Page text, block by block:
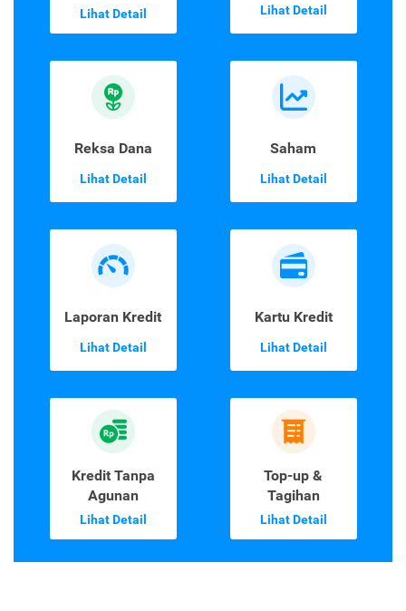
Lihat Detail Lihat Detail
Reksa Dana
Lihat Detail
Saham
Lihat Detail
Laporan Kredit
Lihat Detail
Kartu Kredit
Lihat Detail
Kredit Tanpa
Agunan
Lihat Detail
Top-up &
Tagihan
Lihat Detail